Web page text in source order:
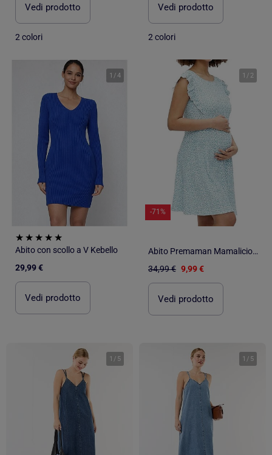
Vedi prodotto
2 colori
Vedi prodotto
2 colori
1 /4
Abito con scollo a V Kebello
29,99 €
Vedi prodotto
1 / 2
-71%
Abito Premaman Mamalicious da Donna
34,99 € 9,99 €
Vedi prodotto
1 / 5 1 / 5